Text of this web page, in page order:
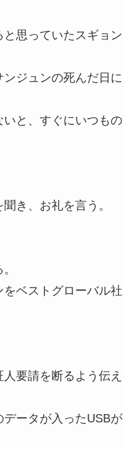
思っていたスギョン
ジュンの死んだ日に
と、すぐにいつもの
き、お礼を言う。
ベストグローバル社
要請を断るよう伝え
ータが入ったUSBが